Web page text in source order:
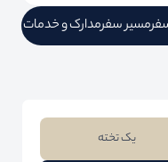
مسیر سفرمدارک و خدمات
یک تخته